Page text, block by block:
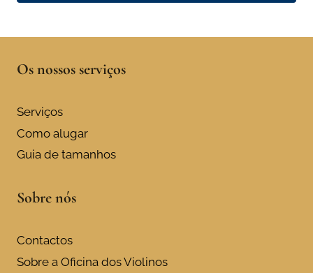
Os nossos serviços
Serviços
Como alugar
Guia de tamanhos
Sobre nós
Contactos
Sobre a Oficina dos Violinos